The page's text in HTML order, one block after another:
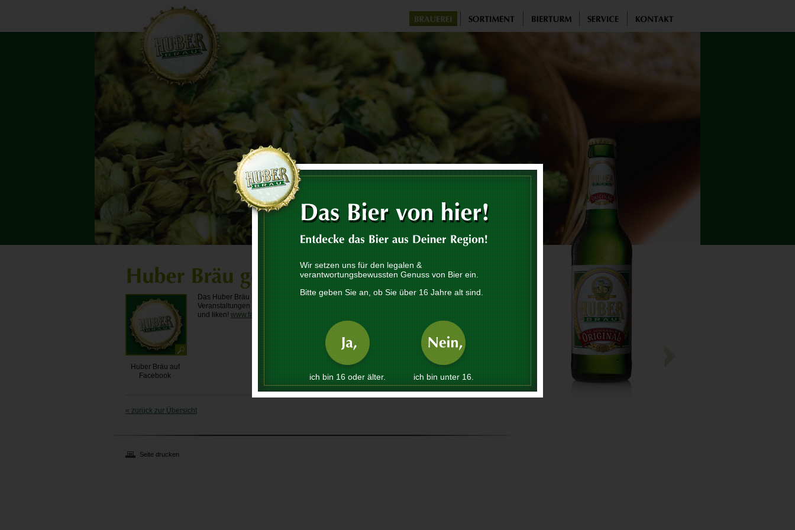
Huber Bräu auf
Facebook
Das Huber Bräu hat jetzt auch seine eigene Facebook Seite, auf der aktuelle Info's zu
Veranstaltungen und Fotos rund um das Bier von hier zu finden sind. Einfach mal reinschauen
und liken! www.facebook.com/huberbraeu
« zurück zur Übersicht
Seite drucken
Wir setzen uns für den legalen &
verantwortungsbewussten Genuss von Bier ein.
Bitte geben Sie an, ob Sie über 16 Jahre alt sind.
ich bin 16 oder älter. ich bin unter 16.